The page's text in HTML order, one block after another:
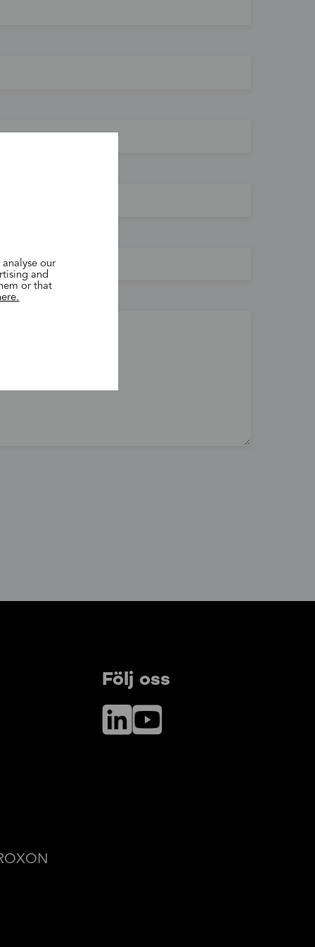
our
and
or that
Följ oss
LinkedInYouTube